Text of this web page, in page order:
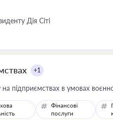
Дія Сіті
+1
підприємствах в умовах
Фінансові
послуги